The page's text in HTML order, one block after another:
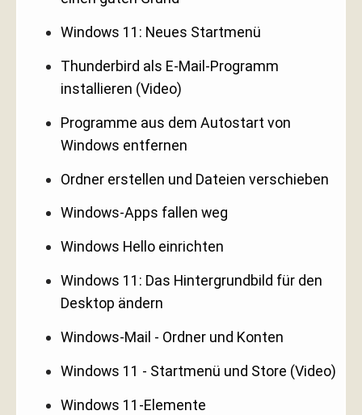
Windows 11: Neues Startmenü
Thunderbird als E-Mail-Programm
installieren (Video)
Programme aus dem Autostart von
Windows entfernen
Ordner erstellen und Dateien verschieben
Windows-Apps fallen weg
Windows Hello einrichten
Windows 11: Das Hintergrundbild für den
Desktop ändern
Windows-Mail - Ordner und Konten
Windows 11 - Startmenü und Store (Video)
Windows 11-Elemente